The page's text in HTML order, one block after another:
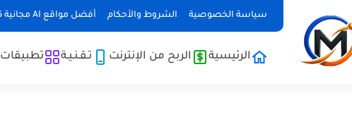
سياسة الخصوصية الشروط والأحكام أفضل مواقع AI مجانية 2026
الرئيسية الربح من الإنترنت تـقـنـيـة تطبيقات